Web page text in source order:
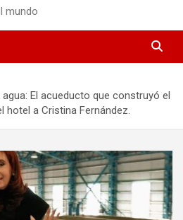
mundo
El acueducto que construyó el
hotel a Cristina Fernández.